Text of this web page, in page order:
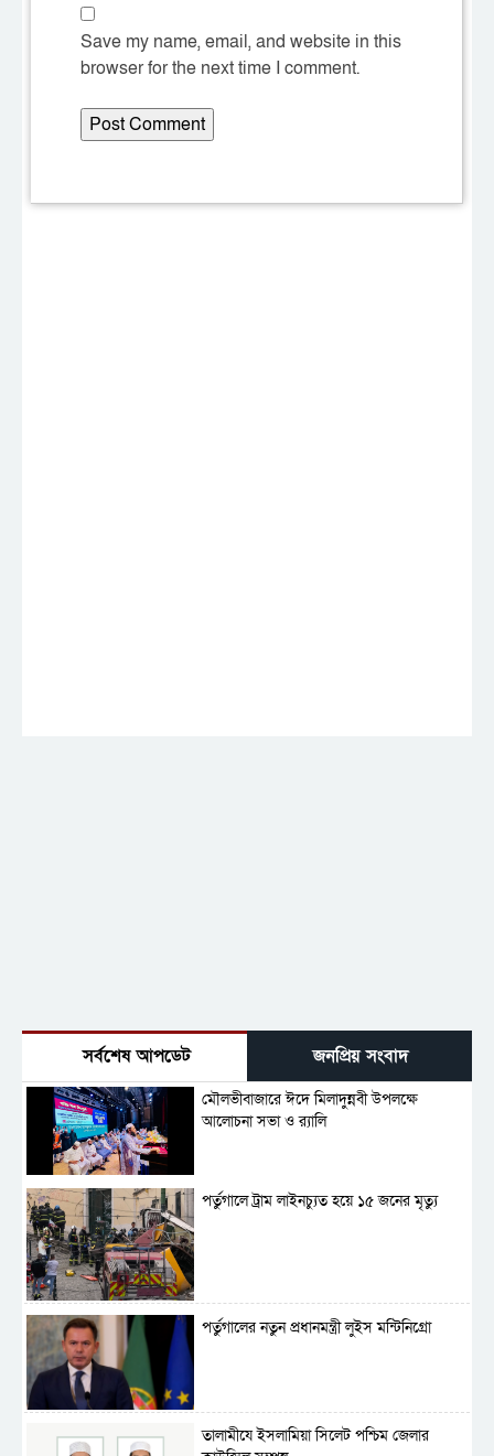
Save my name, email, and website in this
browser for the next time I comment.
সর্বশেষ আপডেট জনপ্রিয় সংবাদ
মৌলভীবাজারে ঈদে মিলাদুন্নবী উপলক্ষে
আলোচনা সভা ও র‍্যালি
পর্তুগালে ট্রাম লাইনচ্যুত হয়ে ১৫ জনের মৃত্যু
পর্তুগালের নতুন প্রধানমন্ত্রী লুইস মন্টিনিগ্রো
‎তালামীযে ইসলামিয়া সিলেট পশ্চিম জেলার